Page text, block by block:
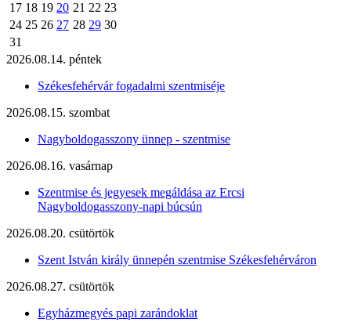
17 18 19 20 21 22 23
24 25 26 27 28 29 30
31
2026.08.14. péntek
Székesfehérvár fogadalmi szentmiséje
2026.08.15. szombat
Nagyboldogasszony ünnep - szentmise
2026.08.16. vasárnap
Szentmise és jegyesek megáldása az Ercsi
Nagyboldogasszony-napi búcsún
2026.08.20. csütörtök
Szent István király ünnepén szentmise Székesfehérváron
2026.08.27. csütörtök
Egyházmegyés papi zarándoklat